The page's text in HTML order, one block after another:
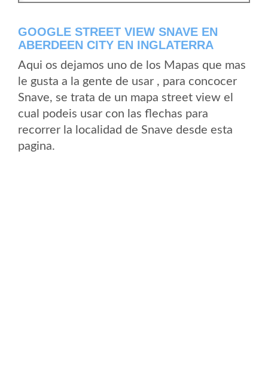
GOOGLE STREET VIEW SNAVE EN
ABERDEEN CITY EN INGLATERRA
Aqui os dejamos uno de los Mapas que mas
le gusta a la gente de usar , para concocer
Snave, se trata de un mapa street view el
cual podeis usar con las flechas para
recorrer la localidad de Snave desde esta
pagina.